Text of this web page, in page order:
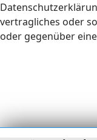
vertragliches oder
oder gegenüber